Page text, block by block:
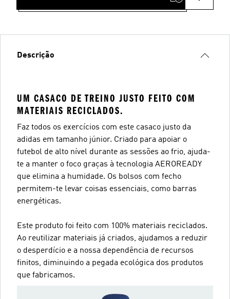
Descrição
UM CASACO DE TREINO JUSTO FEITO COM
MATERIAIS RECICLADOS.
Faz todos os exercícios com este casaco justo da
adidas em tamanho júnior. Criado para apoiar o
futebol de alto nível durante as sessões ao frio, ajuda-
te a manter o foco graças à tecnologia AEROREADY
que elimina a humidade. Os bolsos com fecho
permitem-te levar coisas essenciais, como barras
energéticas.
Este produto foi feito com 100% materiais reciclados.
Ao reutilizar materiais já criados, ajudamos a reduzir
o desperdício e a nossa dependência de recursos
finitos, diminuindo a pegada ecológica dos produtos
que fabricamos.